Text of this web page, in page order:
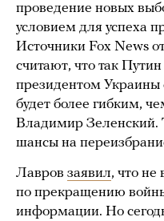
проведение новых
условием для успеха
Источники Fox News
считают, что так
президентом Украины
будет более гибким,
Владимир Зеленский.
шансы на
Лавров заявил, что не
по прекращению
информации. Но